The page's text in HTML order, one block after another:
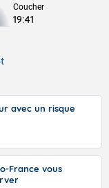
Coucher
19:41
avec un risque
France vous